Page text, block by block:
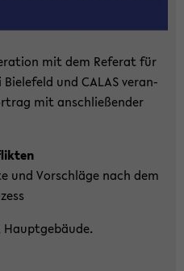
mit dem Re­fe­rat für
und CALAS ver­an­
mit an­schlie­ßen­der
und Vor­schlä­ge nach dem
Haupt­ge­bäu­de.